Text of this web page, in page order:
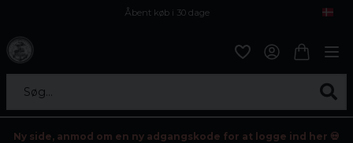
Åbent køb i 30 dage
Søg...
Ny side, anmod om en ny adgangskode for at logge ind her 💀